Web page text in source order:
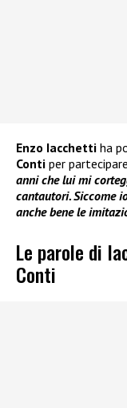
Enzo Iacchetti ha
Conti per
anni che lui mi
cantautori. Siccome
anche bene le
Le parole di
Conti